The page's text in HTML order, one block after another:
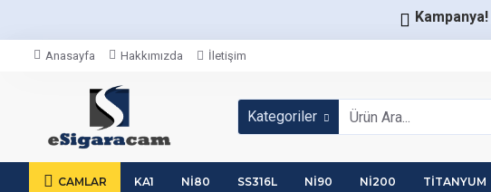
Kampanya!
Anasayfa Hakkımızda İletişim
Kategoriler
CAMLAR KA1 NI80 SS316L NI90 NI200 TITANYUM